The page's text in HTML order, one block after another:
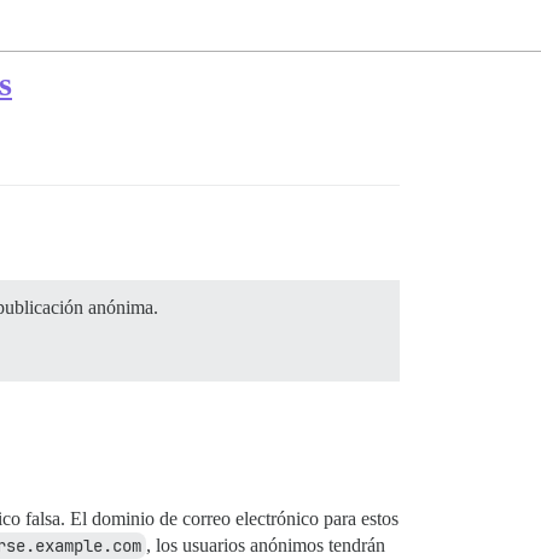
anónima.
falsa. El dominio de correo electrónico para estos
, los usuarios anónimos tendrán